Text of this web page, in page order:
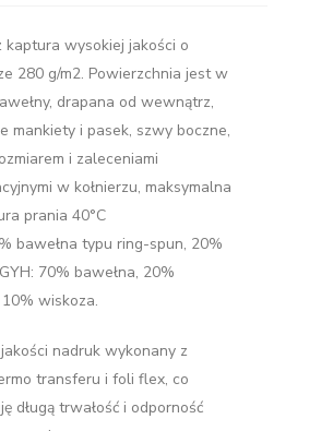
kaptura wysokiej jakości o
280 g/m2. Powierzchnia jest w
drapana od wewnątrz,
mankiety i pasek, szwy boczne,
i zaleceniami
w kołnierzu, maksymalna
prania 40°C
bawełna typu ring-spun, 20%
70% bawełna, 20%
wiskoza.
nadruk wykonany z
transferu i foli flex, co
długą trwałość i odporność